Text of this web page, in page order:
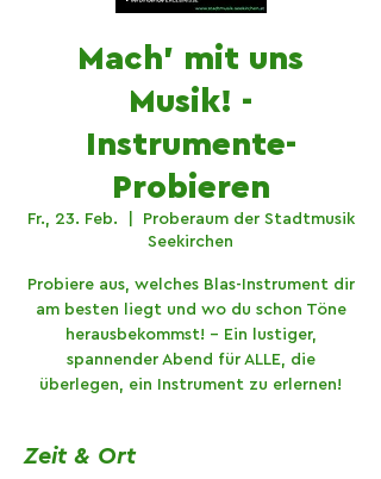
Mach' mit uns
Musik! -
Instrumente-
Probieren
Fr., 23. Feb.
Proberaum der Stadtmusik
Seekirchen
Probiere aus, welches Blas-Instrument dir
am besten liegt und wo du schon Töne
herausbekommst! - Ein lustiger,
spannender Abend für ALLE, die
überlegen, ein Instrument zu erlernen!
Zeit & Ort